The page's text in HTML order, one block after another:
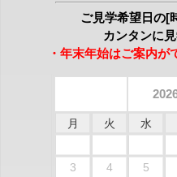
ご見学希望日の[
カンタンに
・年末年始はご案内が
月 火 水
3
4 5